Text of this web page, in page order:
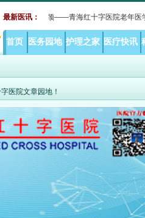
最新医讯：
综合诊疗瓶颈——青海红十字医院老年医学
首页 医务园地 护理之家 医疗快讯
医院文章园地！